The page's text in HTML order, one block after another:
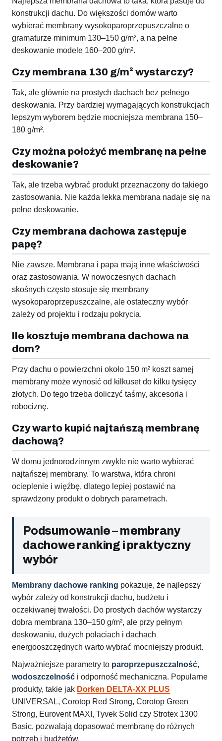
konstrukcji dachu. Do większości domów warto
wybierać membrany wysokoparoprzepuszczalne o
gramaturze minimum 130–150 g/m², a na pełne
deskowanie modele 160–200 g/m².
Czy membrana 130 g/m² wystarczy?
Tak, ale głównie na prostych dachach bez pełnego
deskowania. Przy bardziej wymagających konstrukcjach
lepszym wyborem będzie mocniejsza membrana 150–
180 g/m².
Czy można położyć membranę na pełne
deskowanie?
Tak, ale trzeba wybrać produkt przeznaczony do takiego
zastosowania. Nie każda lekka membrana nadaje się na
pełne deskowanie.
Czy membrana dachowa zastępuje
papę?
Nie zawsze. Membrana i papa mają inne właściwości
oraz zastosowania. W nowoczesnych dachach
skośnych często stosuje się membrany
wysokoparoprzepuszczalne, ale ostateczny wybór
zależy od projektu i rodzaju pokrycia.
Ile kosztuje membrana dachowa na
dom?
Przy dachu o powierzchni około 150 m² koszt samej
membrany może wynosić od kilkuset do kilku tysięcy
złotych. Do tego trzeba doliczyć taśmy, akcesoria i
robociznę.
Czy warto kupić najtańszą membranę
dachową?
W domu jednorodzinnym zwykle nie warto wybierać
najtańszej membrany. To warstwa, która chroni
ocieplenie i więźbę, dlatego lepiej postawić na
sprawdzony produkt o dobrych parametrach.
Podsumowanie – membrany
dachowe ranking i praktyczny
wybór
Membrany dachowe ranking pokazuje, że najlepszy
wybór zależy od konstrukcji dachu, budżetu i
oczekiwanej trwałości. Do prostych dachów wystarczy
dobra membrana 130–150 g/m², ale przy pełnym
deskowaniu, dużych połaciach i dachach
energooszczędnych warto wybrać mocniejszy produkt.
Najważniejsze parametry to paroprzepuszczalność,
wodoszczelność i odporność mechaniczna. Popularne
produkty, takie jak Dorken DELTA-XX PLUS
UNIVERSAL, Corotop Red Strong, Corotop Green
Strong, Eurovent MAXI, Tyvek Solid czy Strotex 1300
Basic, pozwalają dopasować membranę do różnych
potrzeb i budżetów.